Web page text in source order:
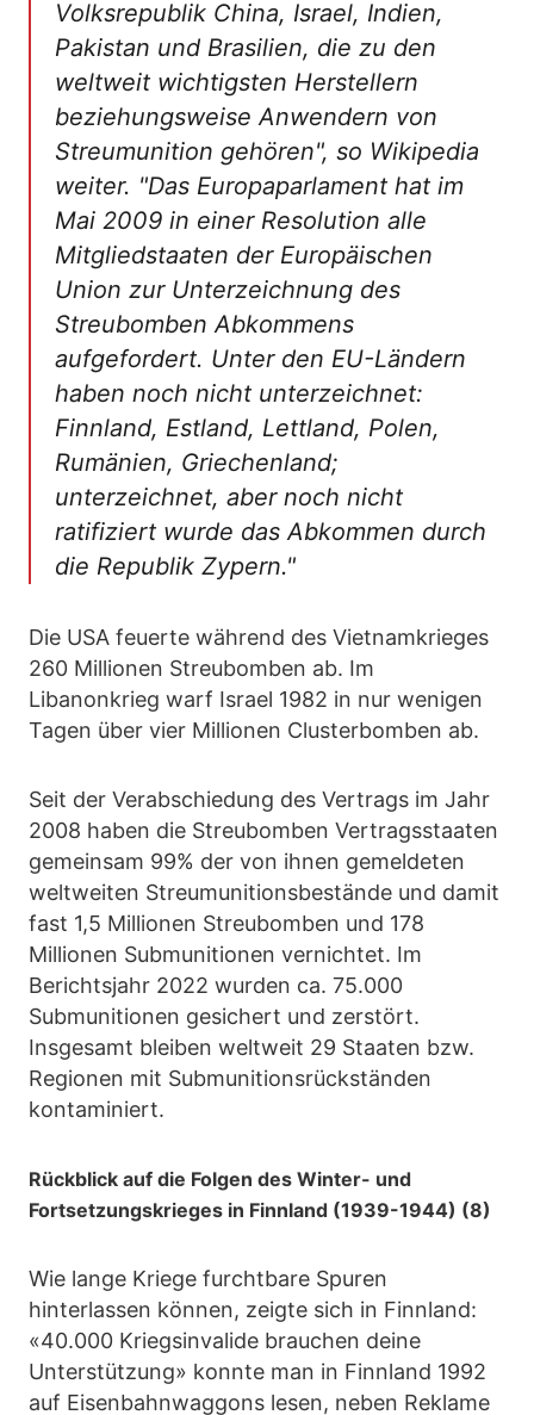
Volksrepublik China, Israel, Indien,
Pakistan und Brasilien, die zu den
weltweit wichtigsten Herstellern
beziehungsweise Anwendern von
Streumunition gehören", so Wikipedia
weiter. "Das Europaparlament hat im
Mai 2009 in einer Resolution alle
Mitgliedstaaten der Europäischen
Union zur Unterzeichnung des
Streubomben Abkommens
aufgefordert. Unter den EU-Ländern
haben noch nicht unterzeichnet:
Finnland, Estland, Lettland, Polen,
Rumänien, Griechenland;
unterzeichnet, aber noch nicht
ratifiziert wurde das Abkommen durch
die Republik Zypern."
Die USA feuerte während des Vietnamkrieges
260 Millionen Streubomben ab. Im
Libanonkrieg warf Israel 1982 in nur wenigen
Tagen über vier Millionen Clusterbomben ab.
Seit der Verabschiedung des Vertrags im Jahr
2008 haben die Streubomben Vertragsstaaten
gemeinsam 99% der von ihnen gemeldeten
weltweiten Streumunitionsbestände und damit
fast 1,5 Millionen Streubomben und 178
Millionen Submunitionen vernichtet. Im
Berichtsjahr 2022 wurden ca. 75.000
Submunitionen gesichert und zerstört.
Insgesamt bleiben weltweit 29 Staaten bzw.
Regionen mit Submunitionsrückständen
kontaminiert.
Rückblick auf die Folgen des Winter- und
Fortsetzungskrieges in Finnland (1939-1944) (8)
Wie lange Kriege furchtbare Spuren
hinterlassen können, zeigte sich in Finnland:
«40.000 Kriegsinvalide brauchen deine
Unterstützung» konnte man in Finnland 1992
auf Eisenbahnwaggons lesen, neben Reklame